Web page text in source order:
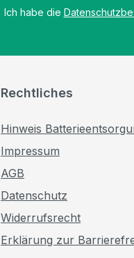
Ich habe die
Rechtliches
Hinweis
Impressum
AGB
Datenschutz
Widerrufsrecht
Erklärung zur